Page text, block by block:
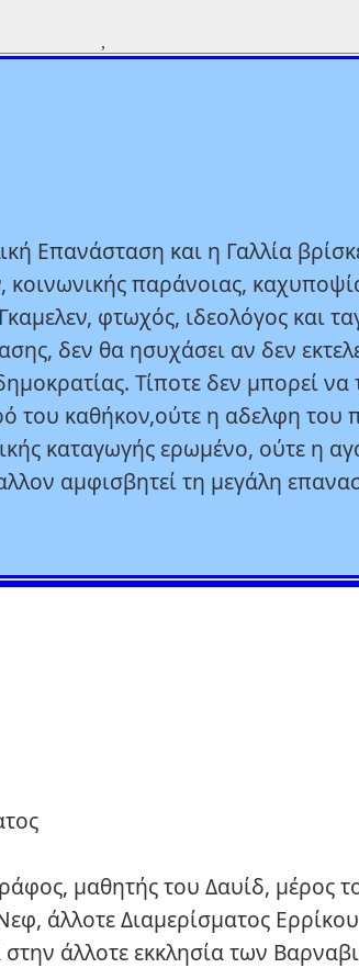
,
Επανάσταση και η Γαλλία
παράνοιας,
φτωχός, ιδεολόγος και
δεν θα ησυχάσει αν δεν
Τίποτε δεν μπορεί να
του καθήκον,ούτε η αδελφη του
καταγωγής ερωμένο, ούτε η
αμφισβητεί τη μεγάλη
μαθητής του Δαυίδ, μέρος
άλλοτε Διαμερίσματος
άλλοτε εκκλησία των